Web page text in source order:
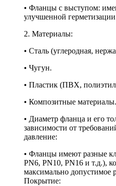
• Фланцы с выступом:
улучшенной
2. Материалы:
• Сталь (углеродная,
• Чугун.
• Пластик (ПВХ,
• Композитные
• Диаметр фланца и его
зависимости от
давление:
• Фланцы имеют разные
PN6, PN10, PN16 и т.д.),
максимально допустимое
Покрытие: